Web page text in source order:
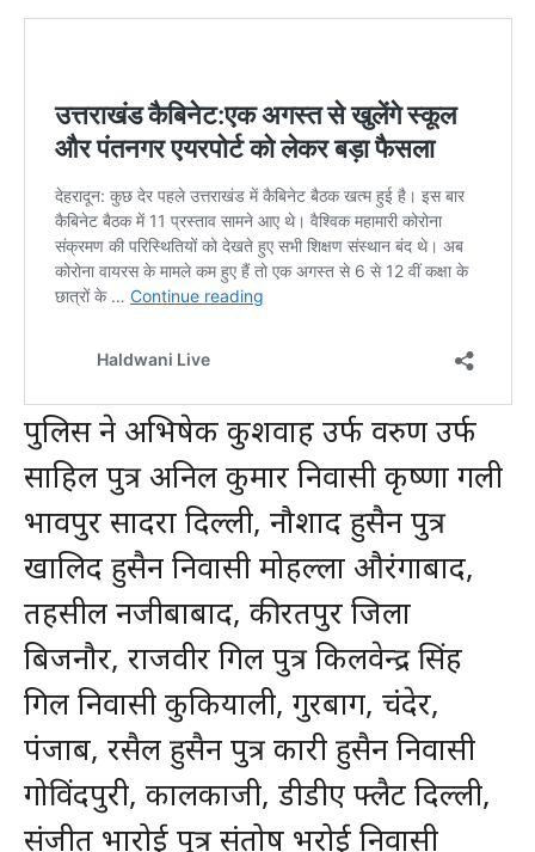
पुलिस ने अभिषेक कुशवाह उर्फ वरुण उर्फ
साहिल पुत्र अनिल कुमार निवासी कृष्णा गली
भावपुर सादरा दिल्ली, नौशाद हुसैन पुत्र
खालिद हुसैन निवासी मोहल्ला औरंगाबाद,
तहसील नजीबाबाद, कीरतपुर जिला
बिजनौर, राजवीर गिल पुत्र किलवेन्द्र सिंह
गिल निवासी कुकियाली, गुरबाग, चंदेर,
पंजाब, रसैल हुसैन पुत्र कारी हुसैन निवासी
गोविंदपुरी, कालकाजी, डीडीए फ्लैट दिल्ली,
संजीत भारोई पुत्र संतोष भरोई निवासी